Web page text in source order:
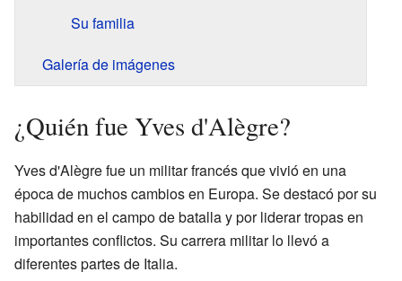
Su familia
Galería de imágenes
¿Quién fue Yves d'Alègre?
Yves d'Alègre fue un militar francés que vivió en una
época de muchos cambios en Europa. Se destacó por su
habilidad en el campo de batalla y por liderar tropas en
importantes conflictos. Su carrera militar lo llevó a
diferentes partes de Italia.